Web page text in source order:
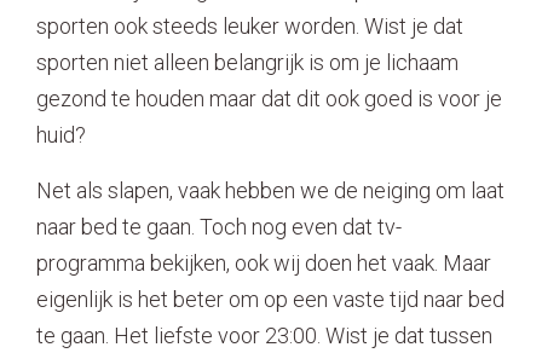
sporten ook steeds leuker worden. Wist je dat
sporten niet alleen belangrijk is om je lichaam
gezond te houden maar dat dit ook goed is voor je
huid?
Net als slapen, vaak hebben we de neiging om laat
naar bed te gaan. Toch nog even dat tv-
programma bekijken, ook wij doen het vaak. Maar
eigenlijk is het beter om op een vaste tijd naar bed
te gaan. Het liefste voor 23:00. Wist je dat tussen